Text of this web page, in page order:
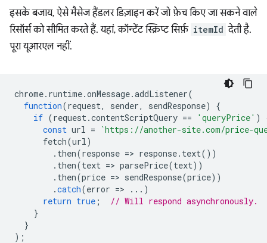
इसके बजाय, ऐसे मैसेज हैंडलर डिज़ाइन करें जो फ़ेच किए जा सकने वाले
रिसॉर्स को सीमित करते हैं. यहां, कॉन्टेंट स्क्रिप्ट सिर्फ़ itemId देती है.
पूरा यूआरएल नहीं.
chrome. runtime.onMessage.addListener(
function(request, sender, sendResponse)
{
if (request.contentScriptQuery == 'queryPrice' )
const url =
`https://another-site.com/price-
fetch(url)
. then(response => response. text())
. then(text => parsePrice(text))
. then(price => sendResponse(price))
.catch(error =>
...)
return true ;
// Will respond asynchronously.
}
}
);